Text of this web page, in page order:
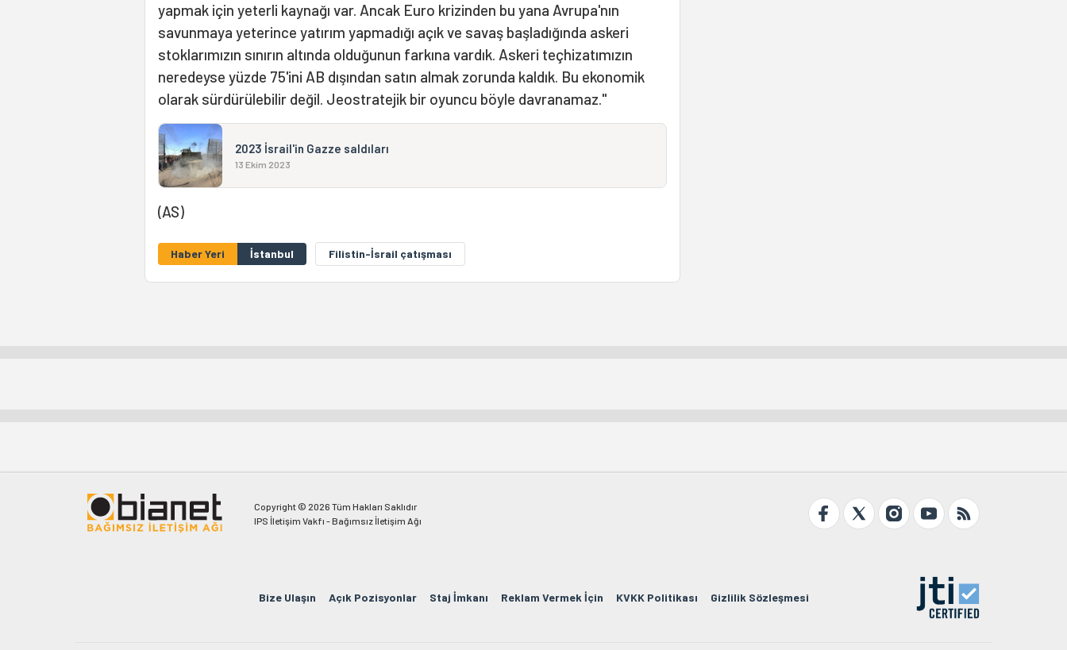
yapmak için yeterli kaynağı var. Ancak Euro krizinden bu yana Avrupa'nın
savunmaya yeterince yatırım yapmadığı açık ve savaş başladığında askeri
stoklarımızın sınırın altında olduğunun farkına vardık. Askeri teçhizatımızın
neredeyse yüzde 75'ini AB dışından satın almak zorunda kaldık. Bu ekonomik
olarak sürdürülebilir değil. Jeostratejik bir oyuncu böyle davranamaz."
2023 İsrail'in Gazze saldıları
13 Ekim 2023
(AS)
Haber Yeri İstanbul Filistin-İsrail çatışması
Copyright © 2026 Tüm Hakları Saklıdır
IPS İletişim Vakfı - Bağımsız İletişim Ağı
Bize Ulaşın Açık Pozisyonlar Staj İmkanı Reklam Vermek İçin KVKK Politikası Gizlilik Sözleşmesi